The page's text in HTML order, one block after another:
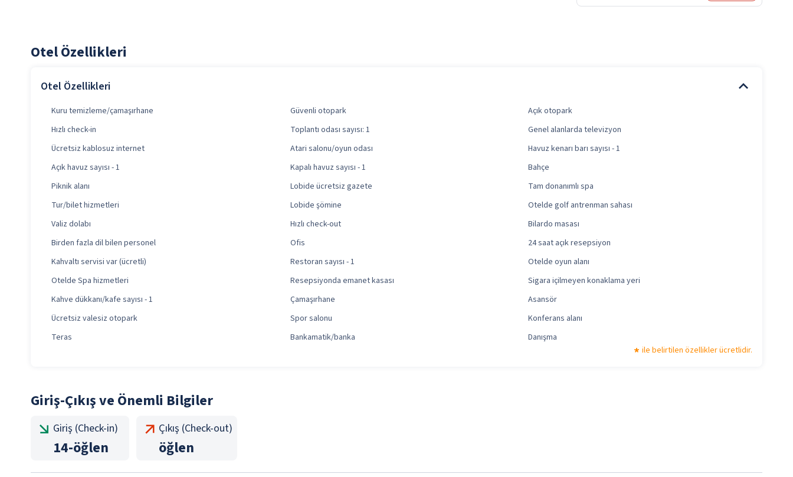
Otel Özellikleri
Otel Özellikleri
Kuru temizleme/çamaşırhane Güvenli otopark
Açık otopark
Hızlı check-in
Toplantı odası sayısı: 1
Genel alanlarda televizyon
Ücretsiz kablosuz internet
Atari salonu/oyun odası
Havuz kenarı barı sayısı - 1
Açık havuz sayısı - 1
Kapalı havuz sayısı - 1
Bahçe
Piknik alanı
Lobide ücretsiz gazete
Tam donanımlı spa
Tur/bilet hizmetleri
Lobide şömine
Otelde golf antrenman sahası
Valiz dolabı
Hızlı check-out
Bilardo masası
Birden fazla dil bilen personel
Ofis
24 saat açık resepsiyon
Kahvaltı servisi var (ücretli)
Restoran sayısı - 1
Otelde oyun alanı
Otelde Spa hizmetleri
Resepsiyonda emanet kasası
Sigara içilmeyen konaklama yeri
Kahve dükkanı/kafe sayısı - 1
Çamaşırhane
Asansör
Ücretsiz valesiz otopark
Spor salonu
Konferans alanı
Teras
Bankamatik/banka
Danışma
ile belirtilen özellikler ücretlidir.
Giriş-Çıkış ve Önemli Bilgiler
Giriş (Check-in)
14-öğlen
Çıkış (Check-out)
öğlen